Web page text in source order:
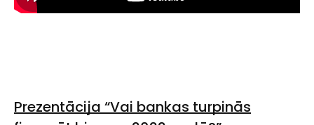
Prezentācija “Vai bankas turpinās